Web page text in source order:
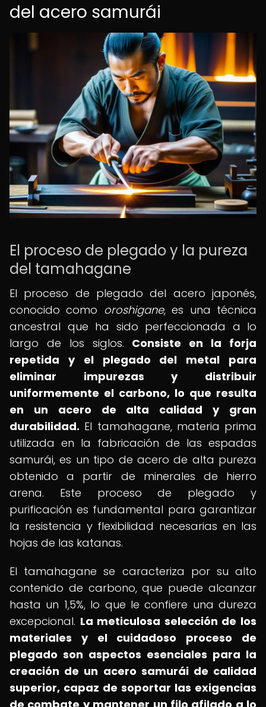
del acero samurái
El proceso de plegado y la pureza
del tamahagane
El proceso de plegado del acero japonés,
conocido como oroshigane, es una técnica
ancestral que ha sido perfeccionada a lo
largo de los siglos. Consiste en la forja
repetida y el plegado del metal para
eliminar impurezas y distribuir
uniformemente el carbono, lo que resulta
en un acero de alta calidad y gran
durabilidad. El tamahagane, materia prima
utilizada en la fabricación de las espadas
samurái, es un tipo de acero de alta pureza
obtenido a partir de minerales de hierro
arena. Este proceso de plegado y
purificación es fundamental para garantizar
la resistencia y flexibilidad necesarias en las
hojas de las katanas.
El tamahagane se caracteriza por su alto
contenido de carbono, que puede alcanzar
hasta un 1,5%, lo que le confiere una dureza
excepcional. La meticulosa selección de los
materiales y el cuidadoso proceso de
plegado son aspectos esenciales para la
creación de un acero samurái de calidad
superior, capaz de soportar las exigencias